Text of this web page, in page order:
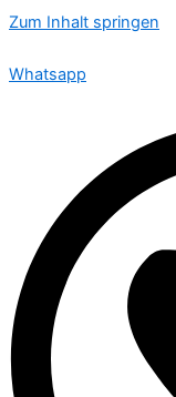
Zum Inhalt springen
Whatsapp